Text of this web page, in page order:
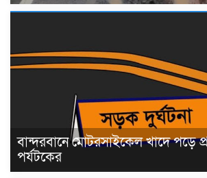
বান্দরবানে মোটরসাইকেল খাদে পড়ে
পর্যটকের